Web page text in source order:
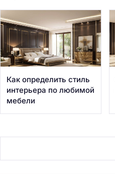
Как определить стиль
интерьера по любимой
мебели